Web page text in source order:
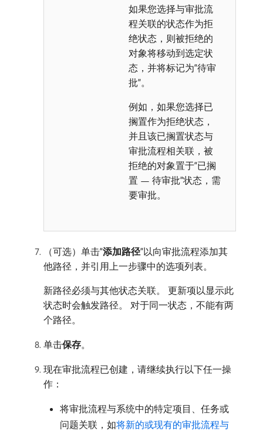
如果您选择与审批流
程关联的状态作为拒
绝状态，则被拒绝的
对象将移动到选定状
态，并将标记为“待审
批”。
例如，如果您选择已
搁置作为拒绝状态，
并且该已搁置状态与
审批流程相关联，被
拒绝的对象置于“已搁
置 — 待审批”状态，需
要审批。
（可选）单击“添加路径”以向审批流程添加其
他路径，并引用上一步骤中的选项列表。
新路径必须与其他状态关联。 更新项以显示此
状态时会触发路径。 对于同一状态，不能有两
个路径。
单击​保存。
现在审批流程已创建，请继续执行以下任一操
作：
将审批流程与系统中的特定项目、任务或
问题关联，如将新的或现有的审批流程与